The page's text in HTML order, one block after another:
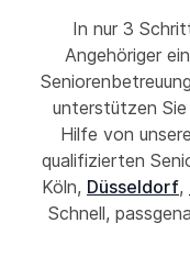
In nur 3
Angehöriger
unterstützen
Hilfe von
qualifizierten
Köln, Düsseldorf,
Schnell,